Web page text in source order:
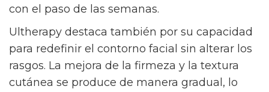
con el paso de las semanas.
Ultherapy destaca también por su capacidad
para redefinir el contorno facial sin alterar los
rasgos. La mejora de la firmeza y la textura
cutánea se produce de manera gradual, lo